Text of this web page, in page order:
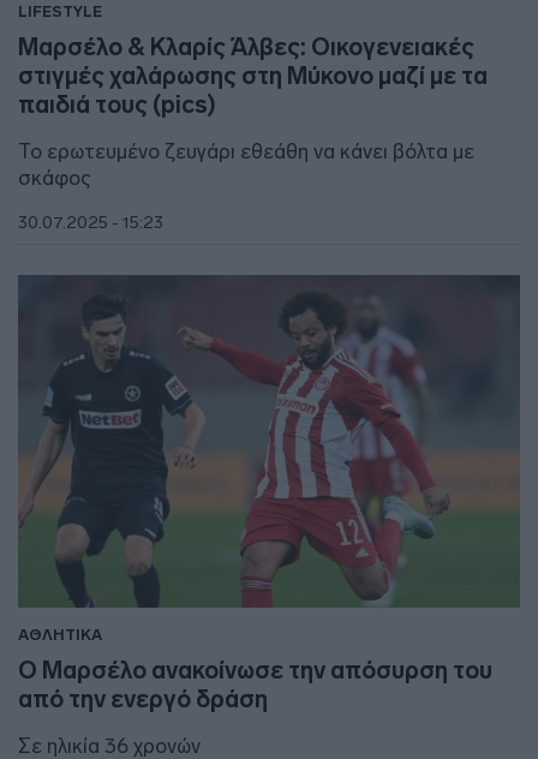
LIFESTYLE
Μαρσέλο & Κλαρίς Άλβες: Οικογενειακές
στιγμές χαλάρωσης στη Μύκονο μαζί με τα
παιδιά τους (pics)
Το ερωτευμένο ζευγάρι εθεάθη να κάνει βόλτα με
σκάφος
30.07.2025 - 15:23
ΑΘΛΗΤΙΚΑ
Ο Μαρσέλο ανακοίνωσε την απόσυρση του
από την ενεργό δράση
Σε ηλικία 36 χρονών